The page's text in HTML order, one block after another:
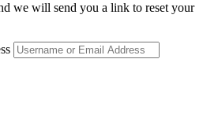
we will send you a link to reset your